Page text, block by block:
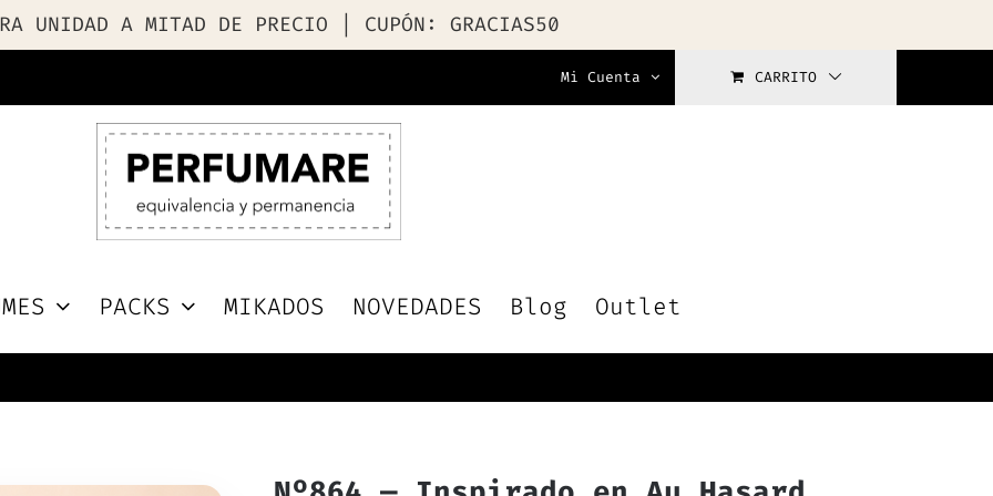
UNIDAD A MITAD DE PRECIO | CUPÓN: GRACIAS50
Mi Cuenta CARRITO
PACKS MIKADOS NOVEDADES Blog Outlet